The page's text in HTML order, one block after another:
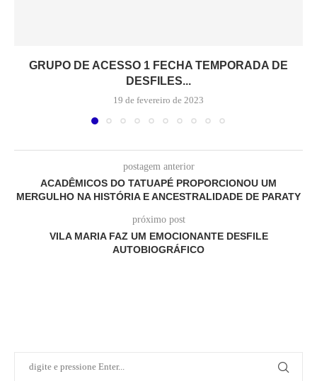
GRUPO DE ACESSO 1 FECHA TEMPORADA DE
DESFILES...
19 de fevereiro de 2023
postagem anterior
ACADÊMICOS DO TATUAPÉ PROPORCIONOU UM
MERGULHO NA HISTÓRIA E ANCESTRALIDADE DE PARATY
próximo post
VILA MARIA FAZ UM EMOCIONANTE DESFILE
AUTOBIOGRÁFICO